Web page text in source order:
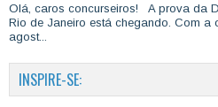
Olá, caros concurseiros! A prova da
Rio de Janeiro está chegando. Com a
agost...
INSPIRE-SE: